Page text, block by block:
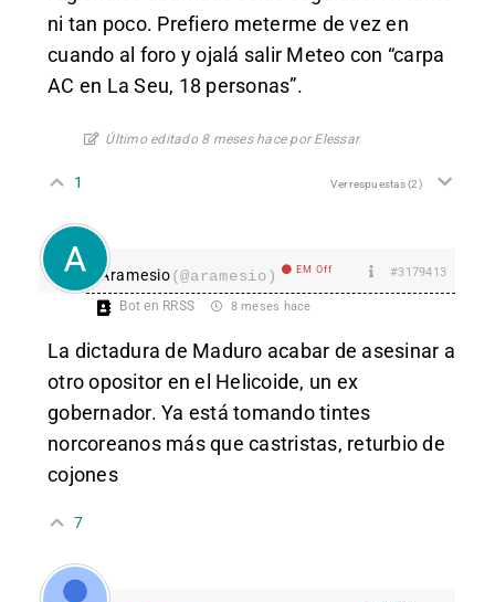
ni tan poco. Prefiero meterme de vez en
cuando al foro y ojalá salir Meteo con “carpa
AC en La Seu, 18 personas”.
Último editado 8 meses hace por Elessar
1 Ver respuestas(2)
Aramesio(@aramesio) EM Off #3179413
Bot en RRSS 8 meses hace
La dictadura de Maduro acabar de asesinar a
otro opositor en el Helicoide, un ex
gobernador. Ya está tomando tintes
norcoreanos más que castristas, returbio de
cojones
7